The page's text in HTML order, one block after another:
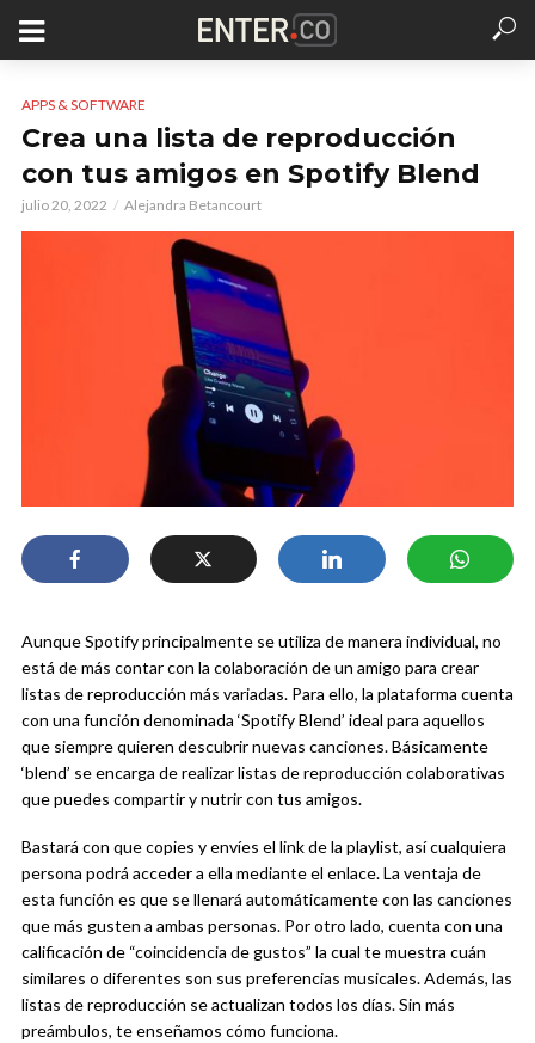
APPS & SOFTWARE
Crea una lista de reproducción
con tus amigos en Spotify Blend
julio 20, 2022 Alejandra Betancourt
Aunque Spotify principalmente se utiliza de manera individual, no
está de más contar con la colaboración de un amigo para crear
listas de reproducción más variadas. Para ello, la plataforma cuenta
con una función denominada ‘Spotify Blend’ ideal para aquellos
que siempre quieren descubrir nuevas canciones. Básicamente
‘blend’ se encarga de realizar listas de reproducción colaborativas
que puedes compartir y nutrir con tus amigos.
Bastará con que copies y envíes el link de la playlist, así cualquiera
persona podrá acceder a ella mediante el enlace. La ventaja de
esta función es que se llenará automáticamente con las canciones
que más gusten a ambas personas. Por otro lado, cuenta con una
calificación de “coincidencia de gustos” la cual te muestra cuán
similares o diferentes son sus preferencias musicales. Además, las
listas de reproducción se actualizan todos los días. Sin más
preámbulos, te enseñamos cómo funciona.